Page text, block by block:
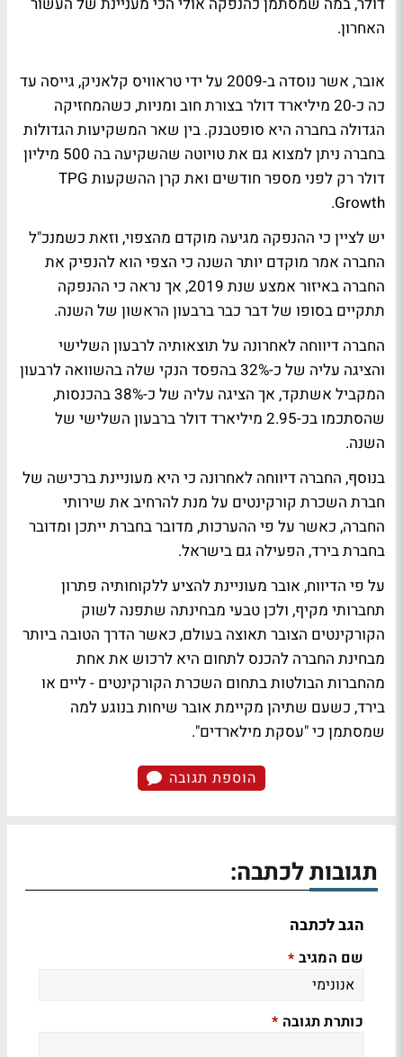
האחרון.
אובר, אשר נוסדה ב-2009 על ידי טראוויס קלאניק, גייסה עד
כה כ-20 מיליארד דולר בצורת חוב ומניות, כשהמחזיקה
הגדולה בחברה היא סופטבנק. בין שאר המשקיעות הגדולות
בחברה ניתן למצוא גם את טויוטה שהשקיעה בה 500 מיליון
דולר רק לפני מספר חודשים ואת קרן ההשקעות TPG
Growth.
יש לציין כי ההנפקה מגיעה מוקדם מהצפוי, וזאת כשמנכ"ל
החברה אמר מוקדם יותר השנה כי הצפי הוא להנפיק את
החברה באיזור אמצע שנת 2019, אך נראה כי ההנפקה
תתקיים בסופו של דבר כבר ברבעון הראשון של השנה.
החברה דיווחה לאחרונה על תוצאותיה לרבעון השלישי
והציגה עליה של כ-32% בהפסד הנקי שלה בהשוואה לרבעון
המקביל אשתקד, אך הציגה עליה של כ-38% בהכנסות,
שהסתכמו בכ-2.95 מיליארד דולר ברבעון השלישי של
השנה.
בנוסף, החברה דיווחה לאחרונה כי היא מעוניינת ברכישה של
חברת השכרת קורקינטים על מנת להרחיב את שירותי
החברה, כאשר על פי ההערכות, מדובר בחברת ייתכן ומדובר
בחברת בירד, הפעילה גם בישראל.
על פי הדיווח, אובר מעוניינת להציע ללקוחותיה פתרון
תחברותי מקיף, ולכן טבעי מבחינתה שתפנה לשוק
הקורקינטים הצובר תאוצה בעולם, כאשר הדרך הטובה ביותר
מבחינת החברה להכנס לתחום היא לרכוש את אחת
מהחברות הבולטות בתחום השכרת הקורקינטים - ליים או
בירד, כשעם שתיהן מקיימת אובר שיחות בנוגע למה
שמסתמן כי "עסקת מילארדים".
הוספת תגובה
תגובות לכתבה:
הגב לכתבה
שם המגיב *
כותרת תגובה *